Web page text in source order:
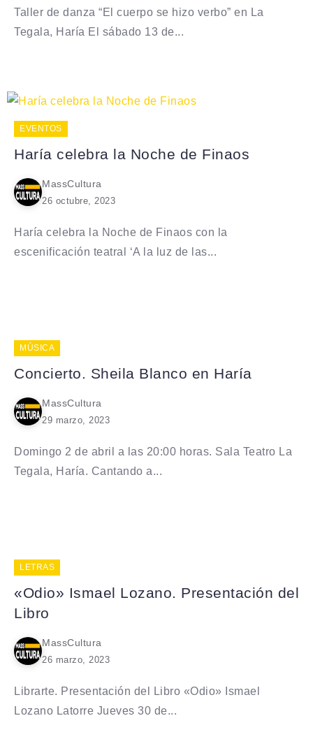
Taller de danza “El cuerpo se hizo verbo” en La
Tegala, Haría El sábado 13 de...
EVENTOS
Haría celebra la Noche de Finaos
MassCultura
26 octubre, 2023
Haría celebra la Noche de Finaos con la
escenificación teatral ‘A la luz de las...
MÚSICA
Concierto. Sheila Blanco en Haría
MassCultura
29 marzo, 2023
Domingo 2 de abril a las 20:00 horas. Sala Teatro La
Tegala, Haría. Cantando a...
LETRAS
«Odio» Ismael Lozano. Presentación del
Libro
MassCultura
26 marzo, 2023
Librarte. Presentación del Libro «Odio» Ismael
Lozano Latorre Jueves 30 de...